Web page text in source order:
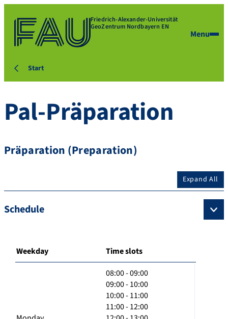
Friedrich-Alexander-Universität
GeoZentrum Nordbayern EN
Menu
Start
Pal-Präparation
Präparation (Preparation)
Expand All
Schedule
Weekday Time slots
08:00 - 09:00
09:00 - 10:00
10:00 - 11:00
11:00 - 12:00